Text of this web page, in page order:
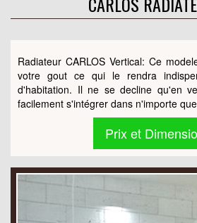
Radiateur CARLOS Vertical: Ce
votre gout ce qui le rendra
d'habitation. Il ne se decline qu'en
facilement s'intégrer dans n'importe
Prix et